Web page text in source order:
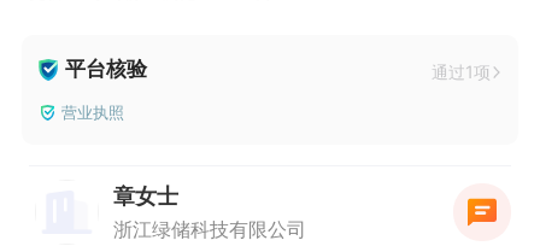
平台核验 通过1项
营业执照
章女士
浙江绿储科技有限公司